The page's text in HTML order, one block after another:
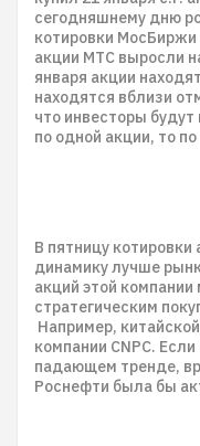
сегодняшнему дню
котировки МосБиржи
акции МТС выросли
января акции
находятся вблизи
что инвесторы
по одной акции, то
В пятницу
динамику лучше
акций этой
стратегическим
Например,
компании CNPC.
падающем тренде,
Роснефти была бы